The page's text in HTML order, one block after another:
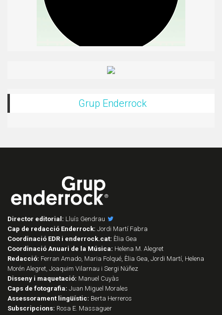
Grup Enderrock
Director editorial: Lluís Gendrau
Cap de redacció Enderrock: Jordi Martí Fabra
Coordinació EDR i enderrock.cat: Èlia Gea
Coordinació Anuari de la Música: Helena M. Alegret
Redacció: Ferran Amado, Maria Folqué, Èlia Gea, Jordi Martí, Helena
Morén Alegret, Joaquim Vilarnau i Sergi Núñez
Disseny i maquetació: Manuel Cuyàs
Caps de fotografia: Juan Miguel Morales
Assessorament lingüístic: Berta Herreros
Subscripcions: Rosa E. Massaguer